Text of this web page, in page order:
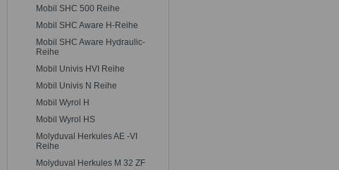
Mobil SHC 500 Reihe
Mobil SHC Aware H-Reihe
Mobil SHC Aware Hydraulic-
Reihe
Mobil Univis HVI Reihe
Mobil Univis N Reihe
Mobil Wyrol H
Mobil Wyrol HS
Molyduval Herkules AE -VI
Reihe
Molyduval Herkules M 32 ZF